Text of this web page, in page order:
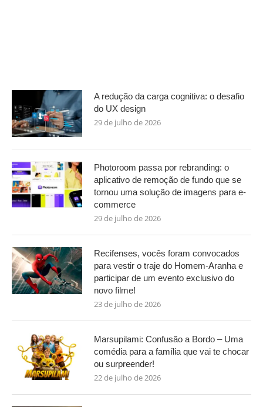
A redução da carga cognitiva: o desafio
do UX design
29 de julho de 2026
Photoroom passa por rebranding: o
aplicativo de remoção de fundo que se
tornou uma solução de imagens para e-
commerce
29 de julho de 2026
Recifenses, vocês foram convocados
para vestir o traje do Homem-Aranha e
participar de um evento exclusivo do
novo filme!
23 de julho de 2026
Marsupilami: Confusão a Bordo – Uma
comédia para a família que vai te chocar
ou surpreender!
22 de julho de 2026